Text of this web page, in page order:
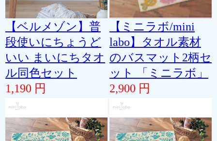
【ベルメゾン】普
段使いにちょうど
いい まいにちタオ
ル同色セット
1,190 円
【ミニラボ/mini
labo】タオル素材
のバスマット2柄セ
ット 「ミニラボ」
2,900 円